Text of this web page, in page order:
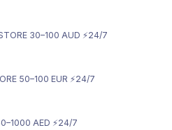
30–100 AUD ⚡️24/7
50–100 EUR ⚡️24/7
AED ⚡️24/7